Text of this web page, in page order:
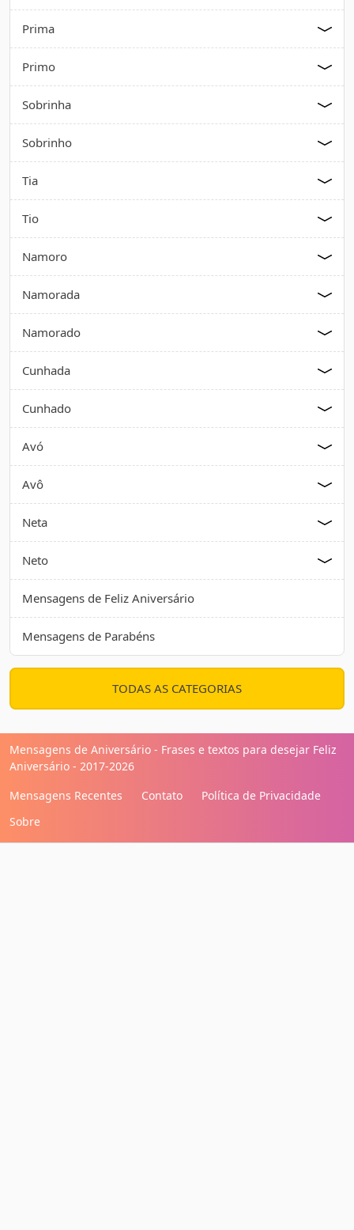
Prima
Primo
Sobrinha
Sobrinho
Tia
Tio
Namoro
Namorada
Namorado
Cunhada
Cunhado
Avó
Avô
Neta
Neto
Mensagens de Feliz Aniversário
Mensagens de Parabéns
TODAS AS CATEGORIAS
Mensagens de Aniversário - Frases e textos para desejar Feliz
Aniversário - 2017-2026
Mensagens Recentes
Contato
Política de Privacidade
Sobre